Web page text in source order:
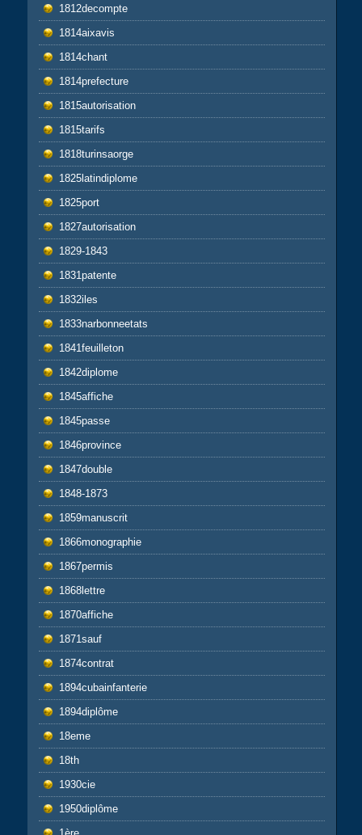
1812decompte
1814aixavis
1814chant
1814prefecture
1815autorisation
1815tarifs
1818turinsaorge
1825latindiplome
1825port
1827autorisation
1829-1843
1831patente
1832iles
1833narbonneetats
1841feuilleton
1842diplome
1845affiche
1845passe
1846province
1847double
1848-1873
1859manuscrit
1866monographie
1867permis
1868lettre
1870affiche
1871sauf
1874contrat
1894cubainfanterie
1894diplôme
18eme
18th
1930cie
1950diplôme